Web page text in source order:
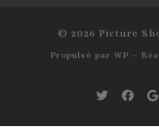
© 2026 Picture
Propulsé par WP –